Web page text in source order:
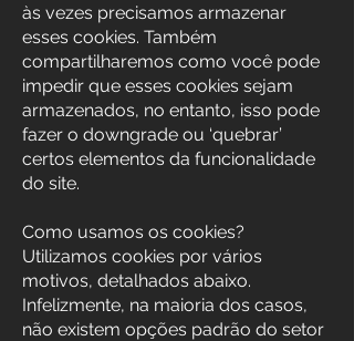
às vezes precisamos armazenar
esses cookies. Também
compartilharemos como você pode
impedir que esses cookies sejam
armazenados, no entanto, isso pode
fazer o downgrade ou ‘quebrar’
certos elementos da funcionalidade
do site.
Como usamos os cookies?
Utilizamos cookies por vários
motivos, detalhados abaixo.
Infelizmente, na maioria dos casos,
não existem opções padrão do setor